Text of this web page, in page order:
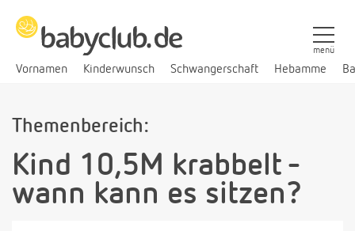
Vornamen Kinderwunsch Schwangerschaft Hebamme
menü
Themenbereich:
Kind 10,5M krabbelt -
wann kann es sitzen?